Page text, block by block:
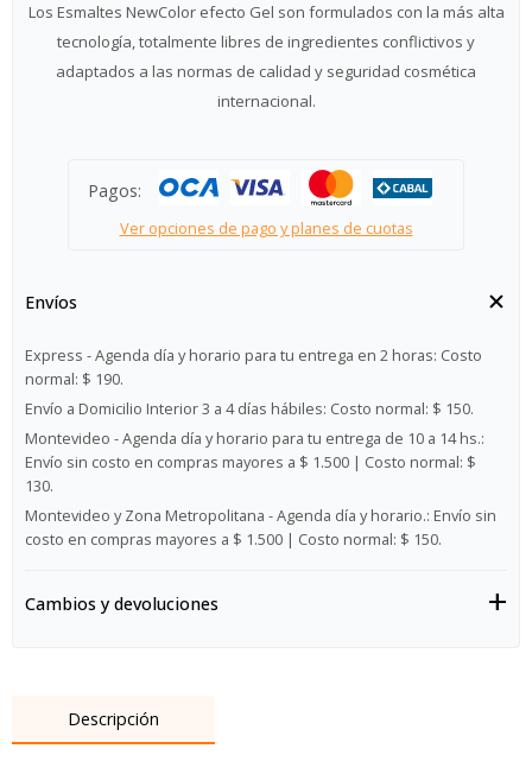
Los Esmaltes NewColor efecto Gel son formulados con la más alta
tecnología, totalmente libres de ingredientes conflictivos y
adaptados a las normas de calidad y seguridad cosmética
internacional.
Pagos:
Ver opciones de pago y planes de cuotas
Envíos
Express - Agenda día y horario para tu entrega en 2 horas: Costo
normal: $ 190.
Envío a Domicilio Interior 3 a 4 días hábiles: Costo normal: $ 150.
Montevideo - Agenda día y horario para tu entrega de 10 a 14 hs.:
Envío sin costo en compras mayores a $ 1.500 | Costo normal: $
130.
Montevideo y Zona Metropolitana - Agenda día y horario.: Envío sin
costo en compras mayores a $ 1.500 | Costo normal: $ 150.
Cambios y devoluciones
Descripción